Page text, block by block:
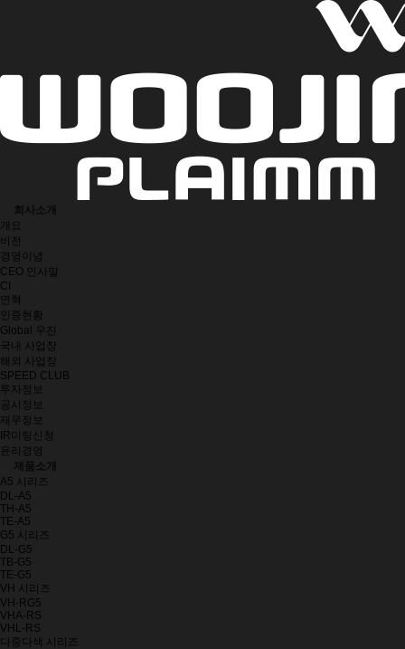
회사소개
개요
비전
경영이념
CEO 인사말
CI
연혁
인증현황
Global 우진
국내 사업장
해외 사업장
SPEED CLUB
투자정보
공시정보
재무정보
IR미팅신청
윤리경영
제품소개
A5 시리즈
DL-A5
TH-A5
TE-A5
G5 시리즈
DL-G5
TB-G5
TE-G5
VH 시리즈
VH-RG5
VHA-RS
VHL-RS
다중다색 시리즈